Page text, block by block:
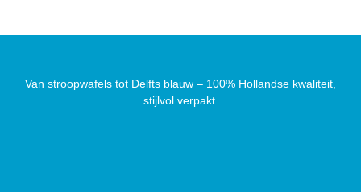
Van stroopwafels tot Delfts blauw – 100% Hollandse kwaliteit,
stijlvol verpakt.